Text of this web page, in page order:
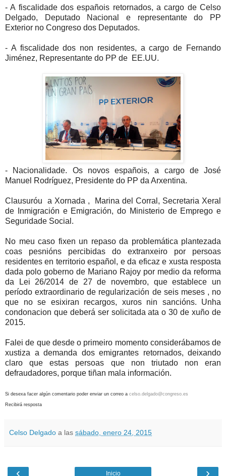
- A fiscalidade dos españois retornados, a cargo de Celso
Delgado, Deputado Nacional e representante do PP
Exterior no Congreso dos Deputados.
- A fiscalidade dos non residentes, a cargo de Fernando
Jiménez, Representante do PP de EE.UU.
- Nacionalidade. Os novos españois, a cargo de José
Manuel Rodríguez, Presidente do PP da Arxentina.
Clausuróu a Xornada , Marina del Corral, Secretaria Xeral
de Inmigración e Emigración, do Ministerio de Emprego e
Seguridade Social.
No meu caso fixen un repaso da problemática plantezada
coas pesnións percibidas do extranxeiro por persoas
residentes en territorio español, e da eficaz e xusta resposta
dada polo goberno de Mariano Rajoy por medio da reforma
da Lei 26/2014 de 27 de novembro, que establece un
período extraordinario de regularización de seis meses , no
que no se esixiran recargos, xuros nin sancións. Unha
condonacion que deberá ser solicitada ata o 30 de xuño de
2015.
Falei de que desde o primeiro momento considerábamos de
xustiza a demanda dos emigrantes retornados, deixando
claro que estas persoas que non triutado non eran
defraudadores, porque tiñan mala información.
Si desexa facer algún comentario poder enviar un correo a celso.delgado@congreso.es
Recibirá resposta
Celso Delgado a las sábado, enero 24, 2015
‹ ›
Inicio